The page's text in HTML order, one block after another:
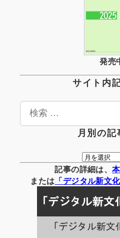
発売
サイト内
検
月別の記
月
別
の
事
一
覧
記事の詳細は、
または 「デジタル新文化